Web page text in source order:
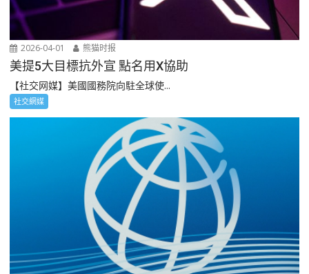
2026-04-01 熊猫时报
美提5大目標抗外宣 點名用X協助
【社交网媒】美國國務院向駐全球使...
社交網媒